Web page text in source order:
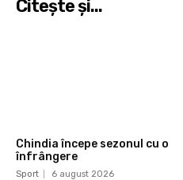
Citeşte şi...
Chindia începe sezonul cu o
înfrângere
Sport 6 august 2026